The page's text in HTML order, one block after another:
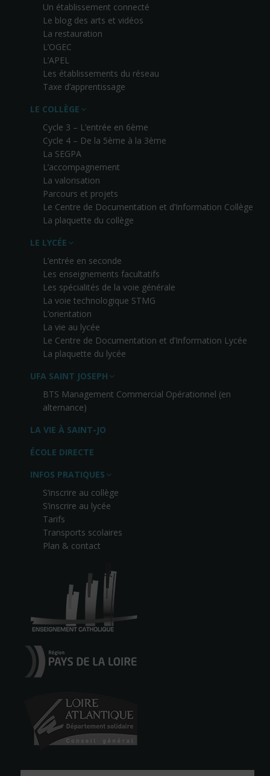
Un établissement connecté
Le blog des arts et vidéos
La restauration
L’OGEC
L’APEL
Les établissements du réseau
Taxe d’apprentissage
LE COLLÈGE
Cycle 3 – L’entrée en 6ème
Cycle 4 – De la 5ème à la 3ème
La SEGPA
L’accompagnement
La valorisation
Parcours et projets
Le Centre de Documentation et d’Information Collège
La plaquette du collège
LE LYCÉE
L’entrée en seconde
Les enseignements facultatifs
Les spécialités de la voie générale
La voie technologique STMG
L’orientation
La vie au lycée
Le Centre de Documentation et d’Information Lycée
La plaquette du lycée
UFA SAINT JOSEPH
BTS Management Commercial Opérationnel (en
alternance)
LA VIE À SAINT-JO
ÉCOLE DIRECTE
INFOS PRATIQUES
S’inscrire au collège
S’inscrire au lycée
Tarifs
Transports scolaires
Plan & contact